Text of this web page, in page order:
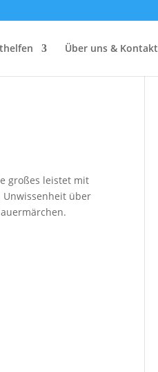
Über uns & Kontakt
großes leistet mit
über